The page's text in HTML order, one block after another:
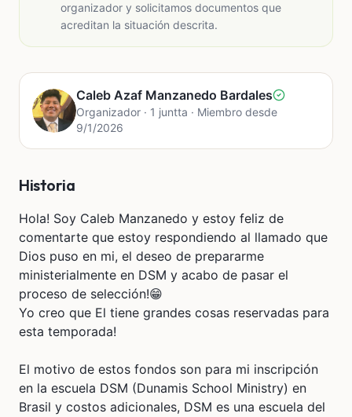
organizador y solicitamos documentos que
acreditan la situación descrita.
Caleb Azaf Manzanedo Bardales
Organizador · 1 juntta · Miembro desde
9/1/2026
Historia
Hola! Soy Caleb Manzanedo y estoy feliz de
comentarte que estoy respondiendo al llamado que
Dios puso en mi, el deseo de prepararme
ministerialmente en DSM y acabo de pasar el
proceso de selección!😁
Yo creo que El tiene grandes cosas reservadas para
esta temporada!
El motivo de estos fondos son para mi inscripción
en la escuela DSM (Dunamis School Ministry) en
Brasil y costos adicionales, DSM es una escuela del